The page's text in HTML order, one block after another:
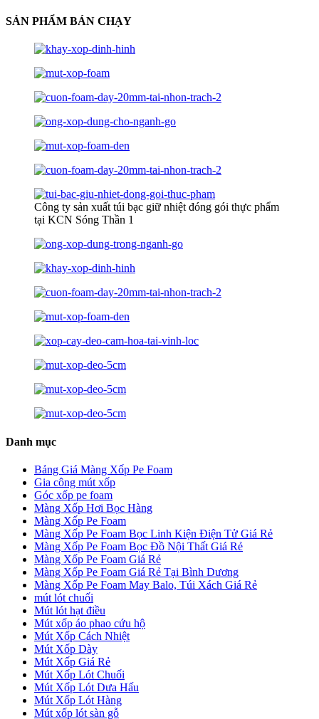
SẢN PHẨM BÁN CHẠY
Công ty sản xuất túi bạc giữ nhiệt đóng gói thực phẩm
tại KCN Sóng Thần 1
Danh mục
Bảng Giá Màng Xốp Pe Foam
Gia công mút xốp
Góc xốp pe foam
Màng Xốp Hơi Bọc Hàng
Màng Xốp Pe Foam
Màng Xốp Pe Foam Bọc Linh Kiện Điện Tử Giá Rẻ
Màng Xốp Pe Foam Bọc Đồ Nội Thất Giá Rẻ
Màng Xốp Pe Foam Giá Rẻ
Màng Xốp Pe Foam Giá Rẻ Tại Bình Dương
Màng Xốp Pe Foam May Balo, Túi Xách Giá Rẻ
mút lót chuối
Mút lót hạt điều
Mút xốp áo phao cứu hộ
Mút Xốp Cách Nhiệt
Mút Xốp Dày
Mút Xốp Giá Rẻ
Mút Xốp Lót Chuối
Mút Xốp Lót Dưa Hấu
Mút Xốp Lót Hàng
Mút xốp lót sàn gỗ